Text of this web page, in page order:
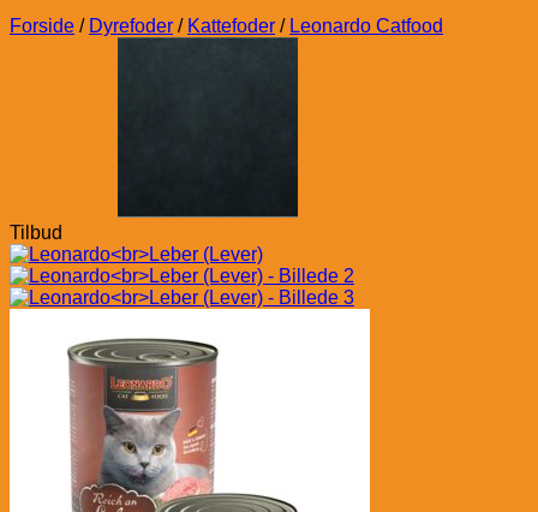
Forside / Dyrefoder / Kattefoder / Leonardo Catfood
Tilbud